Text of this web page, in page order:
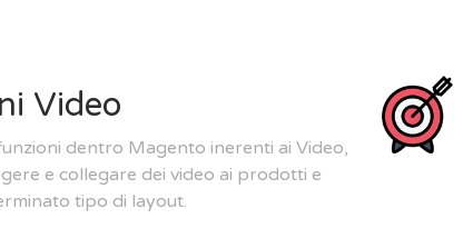
Video
dentro Magento inerenti ai Video,
e collegare dei video ai prodotti e
tipo di layout.